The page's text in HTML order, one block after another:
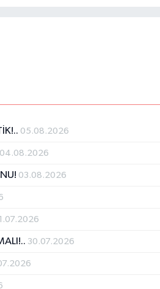
05.08.2026
04.08.2026
03.08.2026
30.07.2026